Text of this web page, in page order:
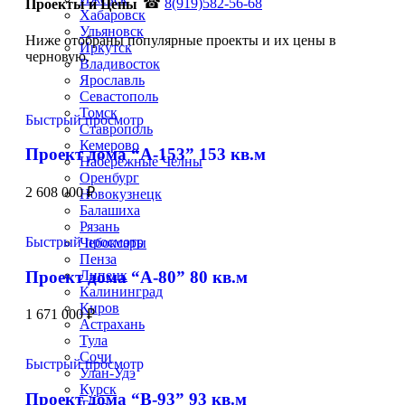
Хабаровск
Ульяновск
Иркутск
Владивосток
Ярославль
Севастополь
Томск
Ставрополь
Кемерово
Набережные Челны
Оренбург
Новокузнецк
Балашиха
Рязань
Чебоксары
Пенза
Липецк
Калининград
Киров
Астрахань
Тула
Сочи
Улан-Удэ
Курск
☎ 8(919)582-56-68
Проекты и Цены
Ниже отобраны популярные проекты и их цены в
черновую.
Быстрый просмотр
Проект дома “А-153” 153 кв.м
2 608 000₽
Быстрый просмотр
Проект дома “А-80” 80 кв.м
1 671 000₽
Быстрый просмотр
Проект дома “В-93” 93 кв.м